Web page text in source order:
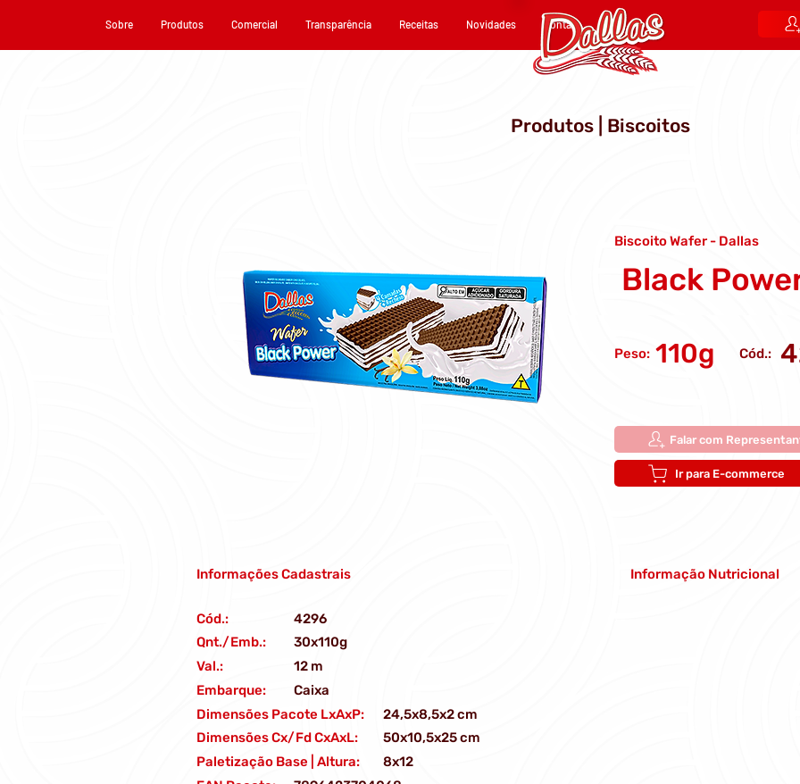
Sobre Produtos Comercial Transparência Receitas Novidades Contato
Produtos | Biscoitos
Biscoito Wafer - Dallas
Black
Peso: 110g Cód.:
Falar com
Ir para E-commerce
Informações Cadastrais
Cód.:
4296
Qnt./Emb.:
30x110g
Val.:
12 m
Embarque:
Caixa
Dimensões Pacote LxAxP:
24,5x8,5x2 cm
Dimensões Cx/Fd CxAxL:
50x10,5x25 cm
Paletização Base | Altura:
8x12
Informação Nutricional